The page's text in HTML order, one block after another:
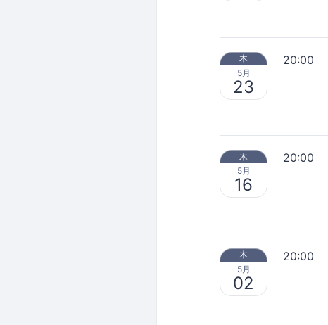
木
5月
23
20:00
木
5月
16
20:00
木
5月
02
20:00